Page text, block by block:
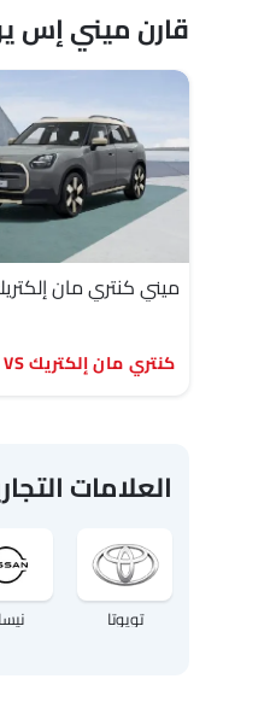
قارن ميني إس
ميني كنتري مان
كنتري مان إلكتريك VS آي-بايس
العلامات
تويوتا